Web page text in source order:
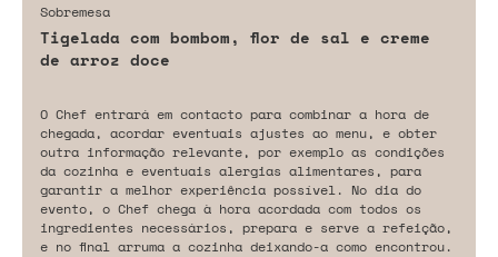
Sobremesa
Tigelada com bombom, flor de sal e creme
de arroz doce
O Chef entrará em contacto para combinar a hora de
chegada, acordar eventuais ajustes ao menu, e obter
outra informação relevante, por exemplo as condições
da cozinha e eventuais alergias alimentares, para
garantir a melhor experiência possível. No dia do
evento, o Chef chega à hora acordada com todos os
ingredientes necessários, prepara e serve a refeição,
e no final arruma a cozinha deixando-a como encontrou.